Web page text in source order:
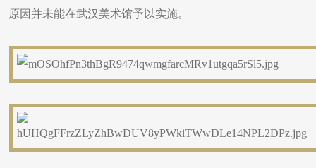
原因并未能在武汉美术馆予以实施。